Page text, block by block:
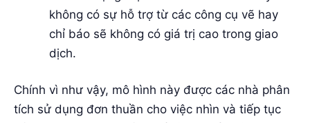
nắm giữ hoặc cân nhắc chốt lời vị thế chứ không
sử dụng để tìm thêm điểm bán. Lời khuyên của
chúng tôi là nếu bạn thấy mô hình này xuất hiện,
nắm giữ đề phòng trường hợp mô hình bị nhiễu